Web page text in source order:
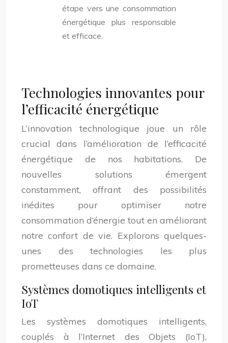
étape vers une consommation
énergétique plus responsable
et efficace.
Technologies innovantes pour
l’efficacité énergétique
L’innovation technologique joue un rôle
crucial dans l’amélioration de l’efficacité
énergétique de nos habitations. De
nouvelles solutions émergent
constamment, offrant des possibilités
inédites pour optimiser notre
consommation d’énergie tout en améliorant
notre confort de vie. Explorons quelques-
unes des technologies les plus
prometteuses dans ce domaine.
Systèmes domotiques intelligents et
IoT
Les systèmes domotiques intelligents,
couplés à l’Internet des Objets (IoT),